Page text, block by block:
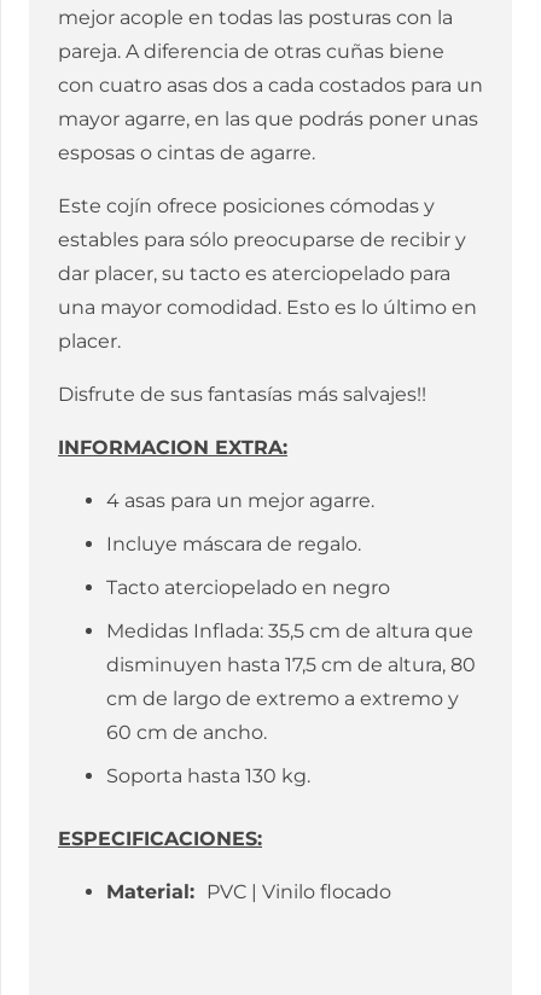
mejor acople en todas las posturas con la
pareja. A diferencia de otras cuñas biene
con cuatro asas dos a cada costados para un
mayor agarre, en las que podrás poner unas
esposas o cintas de agarre.
Este cojín ofrece posiciones cómodas y
estables para sólo preocuparse de recibir y
dar placer, su tacto es aterciopelado para
una mayor comodidad. Esto es lo último en
placer.
Disfrute de sus fantasías más salvajes!!
INFORMACION EXTRA:
4 asas para un mejor agarre.
Incluye máscara de regalo.
Tacto aterciopelado en negro
Medidas Inflada: 35,5 cm de altura que
disminuyen hasta 17,5 cm de altura, 80
cm de largo de extremo a extremo y
60 cm de ancho.
Soporta hasta 130 kg.
ESPECIFICACIONES:
Material: PVC | Vinilo flocado